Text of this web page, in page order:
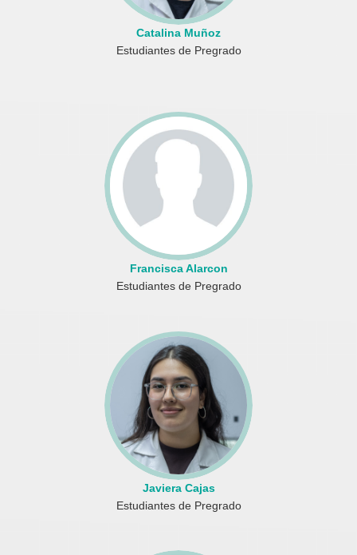
Catalina Muñoz
Estudiantes de Pregrado
Francisca Alarcon
Estudiantes de Pregrado
Javiera Cajas
Estudiantes de Pregrado